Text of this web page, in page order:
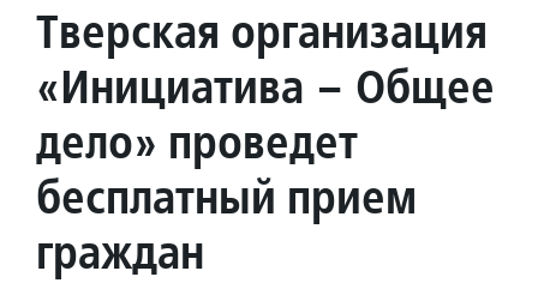
Тверская организация
«Инициатива – Общее
дело» проведет
бесплатный прием
граждан